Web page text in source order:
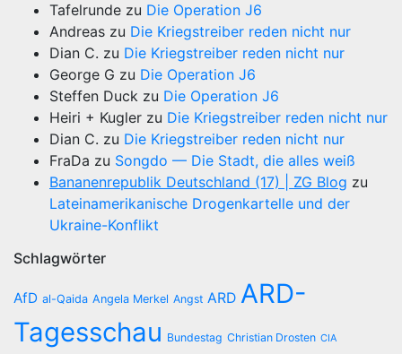
Tafelrunde zu Die Operation J6
Andreas zu Die Kriegstreiber reden nicht nur
Dian C. zu Die Kriegstreiber reden nicht nur
George G zu Die Operation J6
Steffen Duck zu Die Operation J6
Heiri + Kugler zu Die Kriegstreiber reden nicht nur
Dian C. zu Die Kriegstreiber reden nicht nur
FraDa zu Songdo — Die Stadt, die alles weiß
Bananenrepublik Deutschland (17) | ZG Blog zu
Lateinamerikanische Drogenkartelle und der
Ukraine-Konflikt
Schlagwörter
AfD al-Qaida Angela Merkel Angst ARD ARD-
Tagesschau Bundestag Christian Drosten CIA